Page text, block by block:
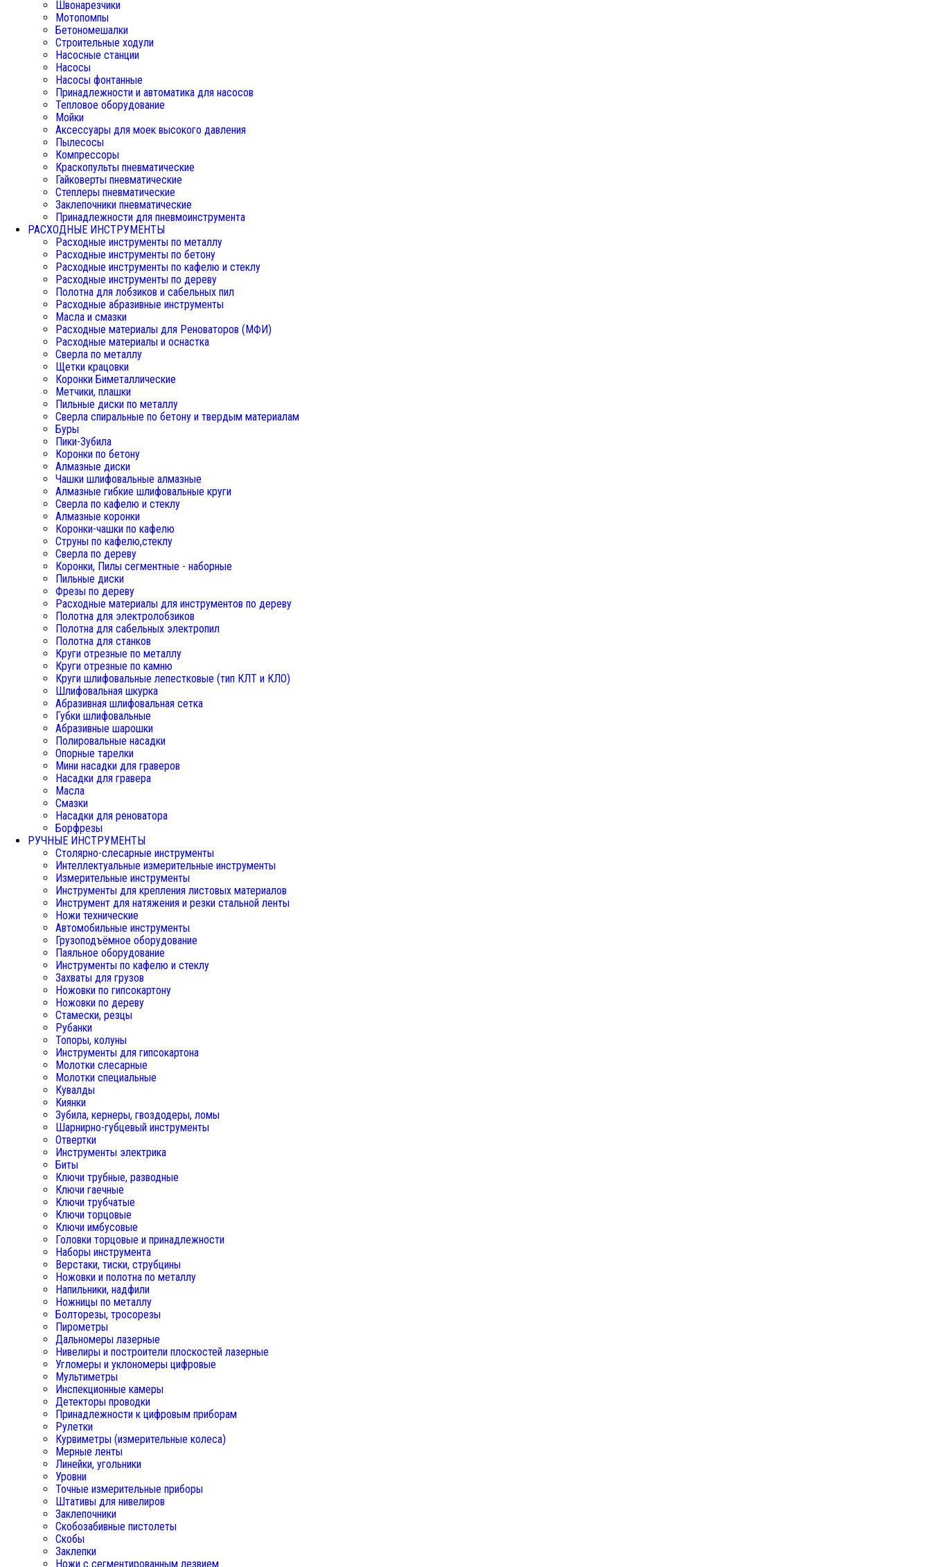
Швонарезчики
Мотопомпы
Бетономешалки
Строительные ходули
Насосные станции
Насосы
Насосы фонтанные
Принадлежности и автоматика для насосов
Тепловое оборудование
Мойки
Аксессуары для моек высокого давления
Пылесосы
Компрессоры
Краскопульты пневматические
Гайковерты пневматические
Степлеры пневматические
Заклепочники пневматические
Принадлежности для пневмоинструмента
РАСХОДНЫЕ ИНСТРУМЕНТЫ
Расходные инструменты по металлу
Расходные инструменты по бетону
Расходные инструменты по кафелю и стеклу
Расходные инструменты по дереву
Полотна для лобзиков и сабельных пил
Расходные абразивные инструменты
Масла и смазки
Расходные материалы для Реноваторов (МФИ)
Расходные материалы и оснастка
Сверла по металлу
Щетки крацовки
Коронки Биметаллические
Метчики, плашки
Пильные диски по металлу
Сверла спиральные по бетону и твердым материалам
Буры
Пики-Зубила
Коронки по бетону
Алмазные диски
Чашки шлифовальные алмазные
Алмазные гибкие шлифовальные круги
Сверла по кафелю и стеклу
Алмазные коронки
Коронки-чашки по кафелю
Струны по кафелю,стеклу
Сверла по дереву
Коронки, Пилы сегментные - наборные
Пильные диски
Фрезы по дереву
Расходные материалы для инструментов по дереву
Полотна для электролобзиков
Полотна для сабельных электропил
Полотна для станков
Круги отрезные по металлу
Круги отрезные по камню
Круги шлифовальные лепестковые (тип КЛТ и КЛО)
Шлифовальная шкурка
Абразивная шлифовальная сетка
Губки шлифовальные
Абразивные шарошки
Полировальные насадки
Опорные тарелки
Мини насадки для граверов
Насадки для гравера
Масла
Смазки
Насадки для реноватора
Борфрезы
РУЧНЫЕ ИНСТРУМЕНТЫ
Столярно-слесарные инструменты
Интеллектуальные измерительные инструменты
Измерительные инструменты
Инструменты для крепления листовых материалов
Инструмент для натяжения и резки стальной ленты
Ножи технические
Автомобильные инструменты
Грузоподъёмное оборудование
Паяльное оборудование
Инструменты по кафелю и стеклу
Захваты для грузов
Ножовки по гипсокартону
Ножовки по дереву
Стамески, резцы
Рубанки
Топоры, колуны
Инструменты для гипсокартона
Молотки слесарные
Молотки специальные
Кувалды
Киянки
Зубила, кернеры, гвоздодеры, ломы
Шарнирно-губцевый инструменты
Отвертки
Инструменты электрика
Биты
Ключи трубные, разводные
Ключи гаечные
Ключи трубчатые
Ключи торцовые
Ключи имбусовые
Головки торцовые и принадлежности
Наборы инструмента
Верстаки, тиски, струбцины
Ножовки и полотна по металлу
Напильники, надфили
Ножницы по металлу
Болторезы, тросорезы
Пирометры
Дальномеры лазерные
Нивелиры и построители плоскостей лазерные
Угломеры и уклономеры цифровые
Мультиметры
Инспекционные камеры
Детекторы проводки
Принадлежности к цифровым приборам
Рулетки
Курвиметры (измерительные колеса)
Мерные ленты
Линейки, угольники
Уровни
Точные измерительные приборы
Штативы для нивелиров
Заклепочники
Скобозабивные пистолеты
Скобы
Заклепки
Ножи с сегментированным лезвием